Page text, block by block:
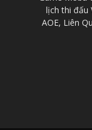
lịch thi đấu
AOE, Liên